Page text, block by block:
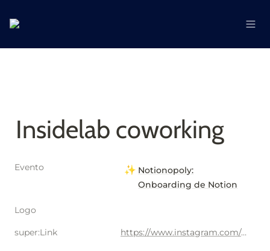
Insidelab coworking
Evento ✨ Notionopoly:
Onboarding de Notion
Logo
super:Link https://www.instagram.com/coworking_insidelab/